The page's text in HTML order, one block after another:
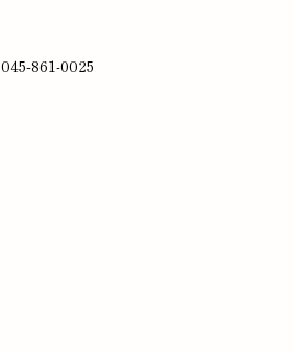
045-861-0025